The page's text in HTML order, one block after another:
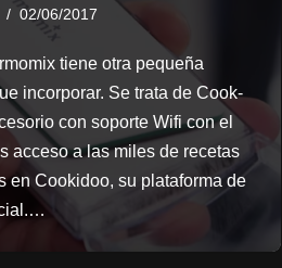
02/06/2017
tiene otra pequeña
incorporar. Se trata de Cook-
con soporte Wifi con el
acceso a las miles de recetas
en Cookidoo, su plataforma de